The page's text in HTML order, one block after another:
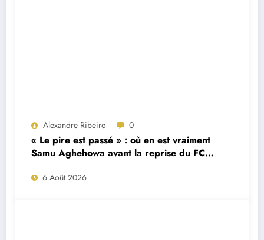
Alexandre Ribeiro 0
« Le pire est passé » : où en est vraiment
Samu Aghehowa avant la reprise du FC
Porto ?
6 Août 2026